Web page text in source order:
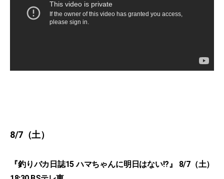
8/7（土）
『釣りバカ日誌15 ハマちゃんに明日はない!?』 8/7（土）